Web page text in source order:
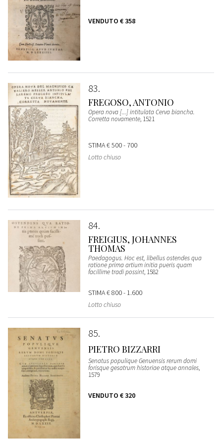
VENDUTO € 358
83
FREGOSO, ANTONIO
Opera nova [...] intitulata Cerva biancha.
Corretta novamente, 1521
STIMA€ 500 - 700
Lotto chiuso
84
FREIGIUS, JOHANNES
THOMAS
Paedagogus. Hoc est, libellus ostendes qua
ratione prima artium initia pueris quam
facillime tradi possint, 1582
STIMA€ 800 - 1.600
Lotto chiuso
85
PIETRO BIZZARRI
Senatus populique Genuensis rerum domi
forisque gesatrum historiae atque annales,
1579
VENDUTO € 320